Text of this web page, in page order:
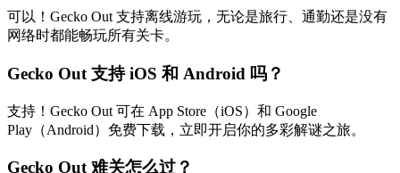
可以！Gecko Out 支持离线游玩，无论是旅行、通勤还是没有
网络时都能畅玩所有关卡。
Gecko Out 支持 iOS 和 Android 吗？
支持！Gecko Out 可在 App Store（iOS）和 Google
Play（Android）免费下载，立即开启你的多彩解谜之旅。
Gecko Out 难关怎么过？